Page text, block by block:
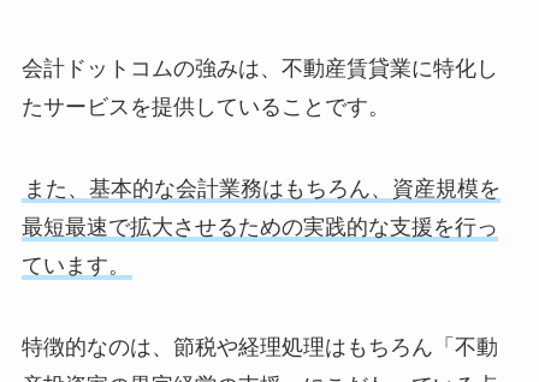
会計ドットコムの強みは、不動産賃貸業に特化し
たサービスを提供していることです。
また、基本的な会計業務はもちろん、資産規模を
最短最速で拡大させるための実践的な支援を行っ
ています。
特徴的なのは、節税や経理処理はもちろん「不動